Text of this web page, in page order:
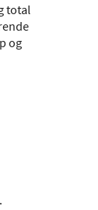
total
og